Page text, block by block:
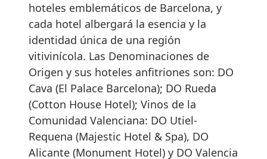
hoteles emblemáticos de Barcelona, y
cada hotel albergará la esencia y la
identidad única de una región
vitivinícola. Las Denominaciones de
Origen y sus hoteles anfitriones son: DO
Cava (El Palace Barcelona); DO Rueda
(Cotton House Hotel); Vinos de la
Comunidad Valenciana: DO Utiel-
Requena (Majestic Hotel & Spa), DO
Alicante (Monument Hotel) y DO Valencia